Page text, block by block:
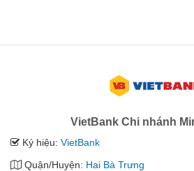
VietBank Chi nhánh
Ký hiệu: VietBank
Quận/Huyện: Hai Bà Trưng